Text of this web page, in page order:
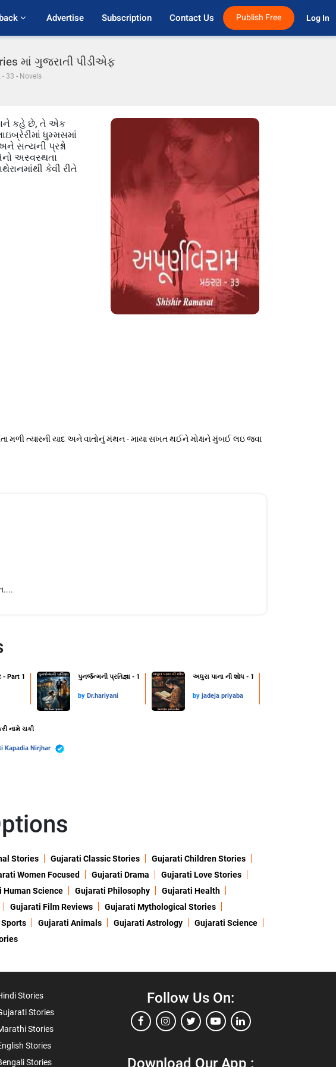
Advertise Subscription Contact Us Publish Free Log In
માં ગુજરાતી પીડીએફ
- 33 - Novels
કહે છે, તે એક
ધુમ્મસમાં
સત્યની પ્રશ્નો
અસ્વસ્થતા
કેવી રીતે
મળી ત્યારની યાદ અને વાતોનું મંથન - માયા સખત થઈને મોક્ષને મુંબઈ લઇ જવા
- Part 1 પુનર્જન્મની પ્રતિજ્ઞા - 1
by Dr.hariyani
અધુરા પાના ની શોધ - 1
by jadeja priyaba
નામે ચકી
Kapadia Nirjhar
Stories Gujarati Classic Stories
Gujarati Children Stories
Women Focused Gujarati Drama
Gujarati Love Stories
Human Science Gujarati Philosophy
Gujarati Health
Gujarati Film Reviews
Gujarati Mythological Stories
Gujarati Animals Gujarati Astrology
Gujarati Science
Stories
Stories
Stories
Stories
Stories
Follow Us On:
Download Our App :